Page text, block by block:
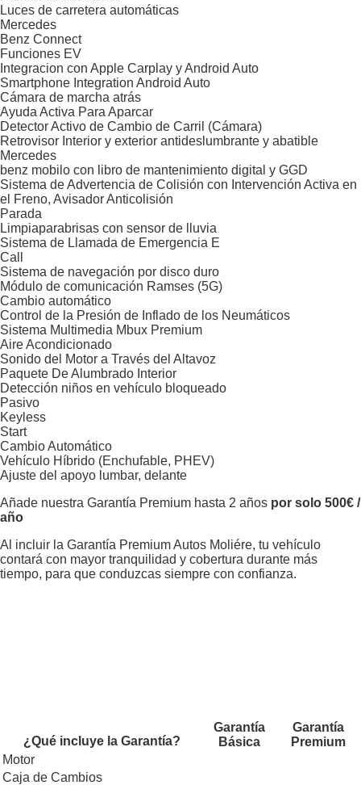
Luces de carretera automáticas
Mercedes
Benz Connect
Funciones EV
Integracion con Apple Carplay y Android Auto
Smartphone Integration Android Auto
Cámara de marcha atrás
Ayuda Activa Para Aparcar
Detector Activo de Cambio de Carril (Cámara)
Retrovisor Interior y exterior antideslumbrante y abatible
Mercedes
benz mobilo con libro de mantenimiento digital y GGD
Sistema de Advertencia de Colisión con Intervención Activa en
el Freno, Avisador Anticolisión
Parada
Limpiaparabrisas con sensor de lluvia
Sistema de Llamada de Emergencia E
Call
Sistema de navegación por disco duro
Módulo de comunicación Ramses (5G)
Cambio automático
Control de la Presión de Inflado de los Neumáticos
Sistema Multimedia Mbux Premium
Aire Acondicionado
Sonido del Motor a Través del Altavoz
Paquete De Alumbrado Interior
Detección niños en vehículo bloqueado
Pasivo
Keyless
Start
Cambio Automático
Vehículo Híbrido (Enchufable, PHEV)
Ajuste del apoyo lumbar, delante
Añade nuestra Garantía Premium hasta 2 años por solo 500€ /
año
Al incluir la Garantía Premium Autos Moliére, tu vehículo
contará con mayor tranquilidad y cobertura durante más
tiempo, para que conduzcas siempre con confianza.
¿Qué incluye la Garantía?
Garantía
Básica
Garantía
Premium
Motor
Caja de Cambios